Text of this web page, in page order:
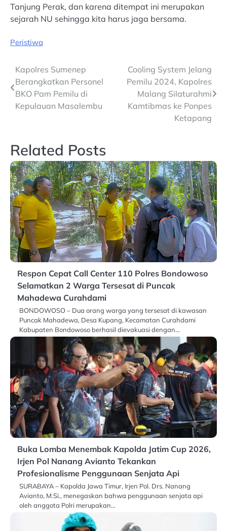
Tanjung Perak, dan karena ditempat ini merupakan
sejarah NU sehingga kita harus jaga bersama.
Peristiwa
Post
navigation
Kapolres Sumenep
Berangkatkan Personel
BKO Pam Pemilu di
Kepulauan Masalembu
Cooling System Jelang
Pemilu 2024, Kapolres
Malang Silaturahmi
Kamtibmas ke Ponpes
Ketapang
Related Posts
Respon Cepat Call Center 110 Polres Bondowoso
Selamatkan 2 Warga Tersesat di Puncak
Mahadewa Curahdami
BONDOWOSO – Dua orang warga yang tersesat di kawasan
Puncak Mahadewa, Desa Kupang, Kecamatan Curahdami
Kabupaten Bondowoso berhasil dievakuasi dengan…
Buka Lomba Menembak Kapolda Jatim Cup 2026,
Irjen Pol Nanang Avianto Tekankan
Profesionalisme Penggunaan Senjata Api
SURABAYA – Kapolda Jawa Timur, Irjen Pol. Drs. Nanang
Avianto, M.Si., menegaskan bahwa penggunaan senjata api
oleh anggota Polri merupakan…